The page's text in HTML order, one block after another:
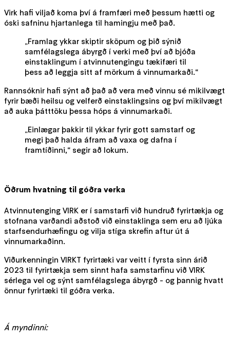
Virk hafi viljað koma því á framfæri með þessum hætti og
óski safninu hjartanlega til hamingju með það.
„Framlag ykkar skiptir sköpum og þið sýnið
samfélagslega ábyrgð í verki með því að bjóða
einstaklingum í atvinnutengingu tækifæri til
þess að leggja sitt af mörkum á vinnumarkaði.“
Rannsóknir hafi sýnt að það að vera með vinnu sé mikilvægt
fyrir bæði heilsu og velferð einstaklingsins og því mikilvægt
að auka þátttöku þessa hóps á vinnumarkaði.
„Einlægar þakkir til ykkar fyrir gott samstarf og
megi það halda áfram að vaxa og dafna í
framtíðinni,“ segir að lokum.
Öðrum hvatning til góðra verka
Atvinnutenging VIRK er í samstarfi við hundruð fyrirtækja og
stofnana varðandi aðstoð við einstaklinga sem eru að ljúka
starfsendurhæfingu og vilja stíga skrefin aftur út á
vinnumarkaðinn.
Viðurkenningin VIRKT fyrirtæki var veitt í fyrsta sinn árið
2023 til fyrirtækja sem sinnt hafa samstarfinu við VIRK
sérlega vel og sýnt samfélagslega ábyrgð - og þannig hvatt
önnur fyrirtæki til góðra verka.
Á myndinni: